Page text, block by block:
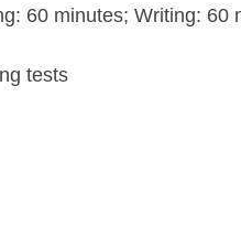
60 minutes; Writing: 60
tests